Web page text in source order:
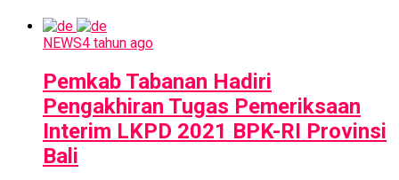
NEWS4 tahun ago
Pemkab Tabanan Hadiri
Pengakhiran Tugas Pemeriksaan
Interim LKPD 2021 BPK-RI Provinsi
Bali